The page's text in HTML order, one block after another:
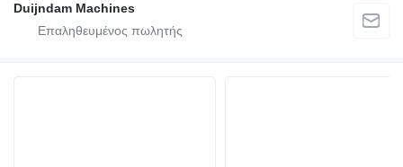
Duijndam Machines